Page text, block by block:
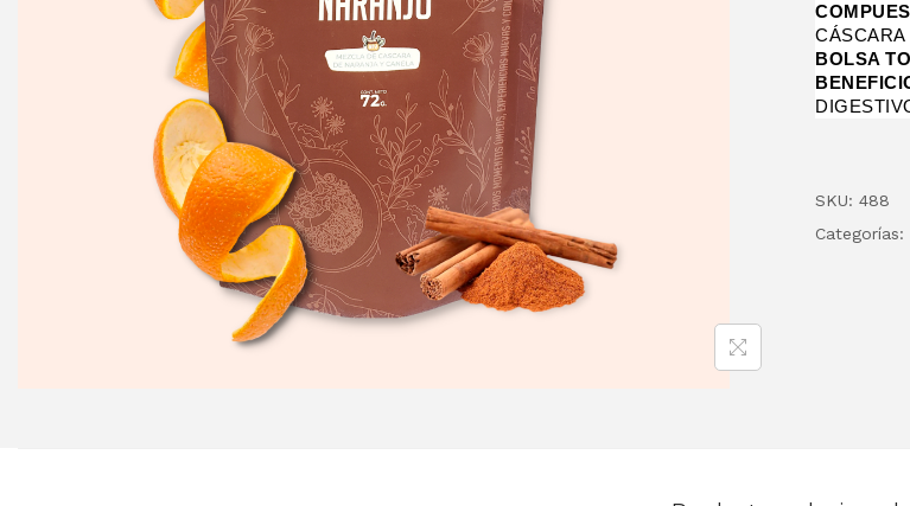
BOLSA
SKU: 488
Categorías: